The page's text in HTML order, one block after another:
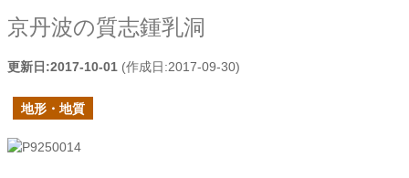
京丹波の質志鍾乳洞
更新日:2017-10-01 (作成日:2017-09-30)
地形・地質